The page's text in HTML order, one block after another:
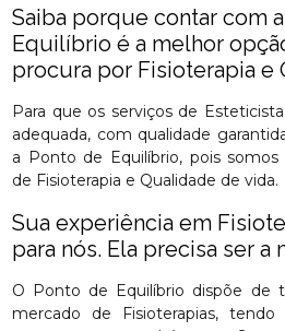
Saiba porque contar com
Equilíbrio é a melhor
procura por Fisioterapia e
Para que os serviços de
adequada, com qualidade
a Ponto de Equilíbrio, pois
de Fisioterapia e Qualidade de vida.
Sua experiência em
para nós. Ela precisa ser
O Ponto de Equilíbrio dispõe de
mercado de Fisioterapias,